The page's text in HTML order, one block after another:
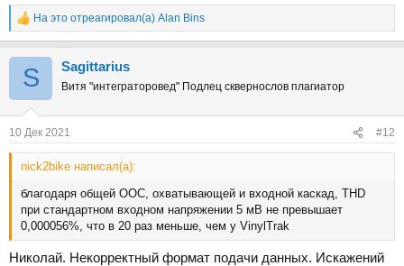
Р
е
На это отреагировал(а) Alan Bins
S Sаgittarius
Витя "интеграторовед" Подлец сквернослов плагиатор
10 Дек 2021 #12
nick2bike написал(а):
благодаря общей ООС, охватывающей и входной каскад, THD
при стандартном входном напряжении 5 мВ не превышает
0,000056%, что в 20 раз меньше, чем у VinylTrak
Николай. Некорректный формат подачи данных. Искажений